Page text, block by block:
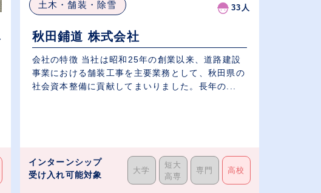
土木・舗装・除雪 33人
秋田鋪道 株式会社
会社の特徴 当社は昭和25年の創業以来、道路建設
事業における舗装工事を主要業務として、秋田県の
社会資本整備に貢献してまいりました。長年の...
インターンシップ
受け入れ可能対象
大学
短大
高専
専門 高校